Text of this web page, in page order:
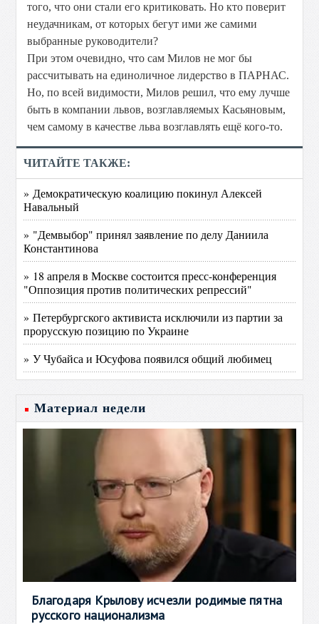
того, что они стали его критиковать. Но кто поверит
неудачникам, от которых бегут ими же самими
выбранные руководители?
При этом очевидно, что сам Милов не мог бы
рассчитывать на единоличное лидерство в ПАРНАС.
Но, по всей видимости, Милов решил, что ему лучше
быть в компании львов, возглавляемых Касьяновым,
чем самому в качестве льва возглавлять ещё кого-то.
ЧИТАЙТЕ ТАКЖЕ:
» Демократическую коалицию покинул Алексей
Навальный
» "Демвыбор" принял заявление по делу Даниила
Константинова
» 18 апреля в Москве состоится пресс-конференция
"Оппозиция против политических репрессий"
» Петербургского активиста исключили из партии за
прорусскую позицию по Украине
» У Чубайса и Юсуфова появился общий любимец
Материал недели
Благодаря Крылову исчезли родимые пятна
русского национализма